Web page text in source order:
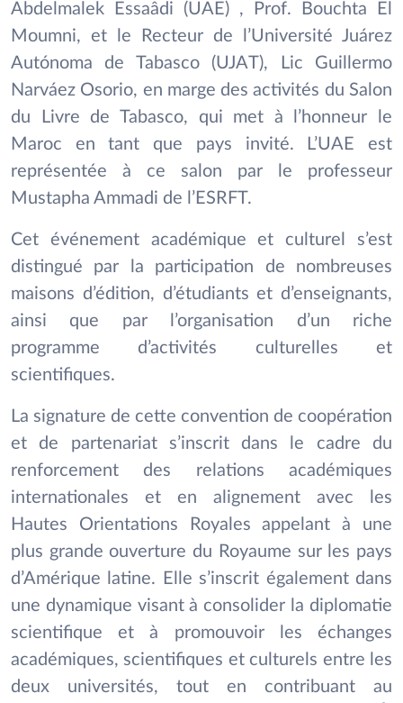
Abdelmalek Essaâdi (UAE) , Prof. Bouchta El
Moumni, et le Recteur de l’Université Juárez
Autónoma de Tabasco (UJAT), Lic Guillermo
Narváez Osorio, en marge des activités du Salon
du Livre de Tabasco, qui met à l’honneur le
Maroc en tant que pays invité. L’UAE est
représentée à ce salon par le professeur
Mustapha Ammadi de l’ESRFT.
Cet événement académique et culturel s’est
distingué par la participation de nombreuses
maisons d’édition, d’étudiants et d’enseignants,
ainsi que par l’organisation d’un riche
programme d’activités culturelles et
scientifiques.
La signature de cette convention de coopération
et de partenariat s’inscrit dans le cadre du
renforcement des relations académiques
internationales et en alignement avec les
Hautes Orientations Royales appelant à une
plus grande ouverture du Royaume sur les pays
d’Amérique latine. Elle s’inscrit également dans
une dynamique visant à consolider la diplomatie
scientifique et à promouvoir les échanges
académiques, scientifiques et culturels entre les
deux universités, tout en contribuant au